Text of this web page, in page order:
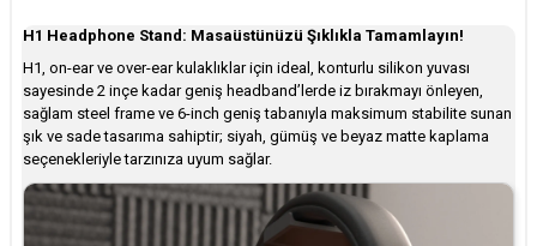
H1 Headphone Stand: Masaüstünüzü Şıklıkla Tamamlayın!
H1, on-ear ve over-ear kulaklıklar için ideal, konturlu silikon yuvası
sayesinde 2 inçe kadar geniş headband’lerde iz bırakmayı önleyen,
sağlam steel frame ve 6-inch geniş tabanıyla maksimum stabilite sunan
şık ve sade tasarıma sahiptir; siyah, gümüş ve beyaz matte kaplama
seçenekleriyle tarzınıza uyum sağlar.